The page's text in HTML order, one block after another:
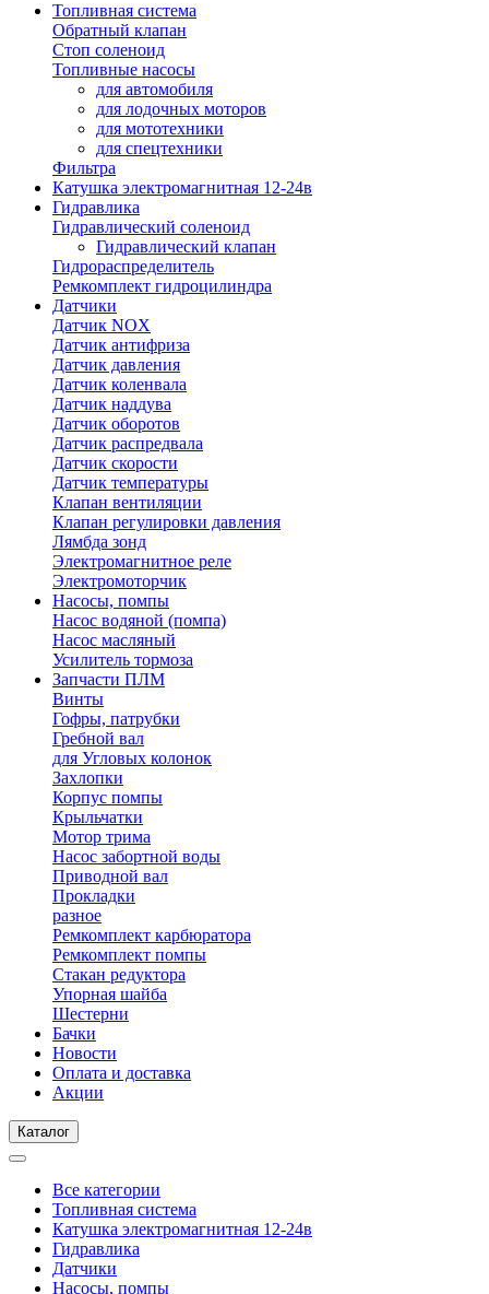
Топливная система
Обратный клапан
Стоп соленоид
Топливные насосы
для автомобиля
для лодочных моторов
для мототехники
для спецтехники
Фильтра
Катушка электромагнитная 12-24в
Гидравлика
Гидравлический соленоид
Гидравлический клапан
Гидрораспределитель
Ремкомплект гидроцилиндра
Датчики
Датчик NOX
Датчик антифриза
Датчик давления
Датчик коленвала
Датчик наддува
Датчик оборотов
Датчик распредвала
Датчик скорости
Датчик температуры
Клапан вентиляции
Клапан регулировки давления
Лямбда зонд
Электромагнитное реле
Электромоторчик
Насосы, помпы
Насос водяной (помпа)
Насос масляный
Усилитель тормоза
Запчасти ПЛМ
Винты
Гофры, патрубки
Гребной вал
для Угловых колонок
Захлопки
Корпус помпы
Крыльчатки
Мотор трима
Насос забортной воды
Приводной вал
Прокладки
разное
Ремкомплект карбюратора
Ремкомплект помпы
Стакан редуктора
Упорная шайба
Шестерни
Бачки
Новости
Оплата и доставка
Акции
Каталог
Все категории
Топливная система
Катушка электромагнитная 12-24в
Гидравлика
Датчики
Насосы, помпы